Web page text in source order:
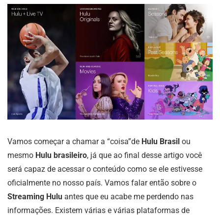
Vamos começar a chamar a “coisa”de Hulu Brasil ou
mesmo Hulu brasileiro, já que ao final desse artigo você
será capaz de acessar o conteúdo como se ele estivesse
oficialmente no nosso país. Vamos falar então sobre o
Streaming Hulu antes que eu acabe me perdendo nas
informações. Existem várias e várias plataformas de